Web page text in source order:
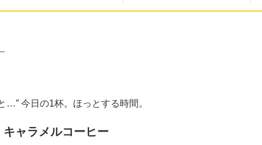
…” 今日の1杯。ほっとする時間。
ャラメルコーヒー